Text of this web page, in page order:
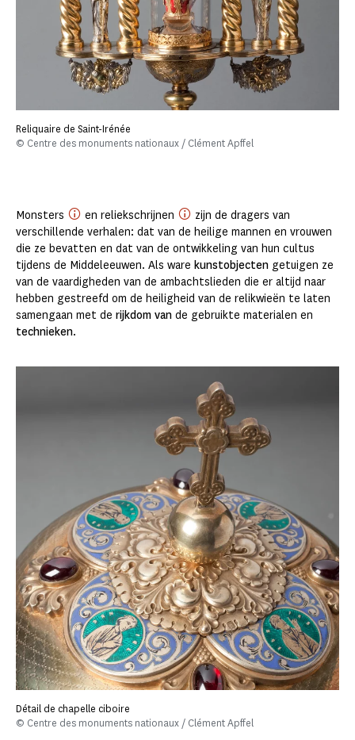
Reliquaire de Saint-Irénée
© Centre des monuments nationaux / Clément Apffel
Monsters en reliekschrijnen
zijn de dragers van
verschillende verhalen: dat van de heilige mannen en vrouwen
die ze bevatten en dat van de ontwikkeling van hun cultus
tijdens de Middeleeuwen. Als ware kunstobjecten getuigen ze
van de vaardigheden van de ambachtslieden die er altijd naar
hebben gestreefd om de heiligheid van de relikwieën te laten
samengaan met de rijkdom van de gebruikte materialen en
technieken.
Détail de chapelle ciboire
© Centre des monuments nationaux / Clément Apffel